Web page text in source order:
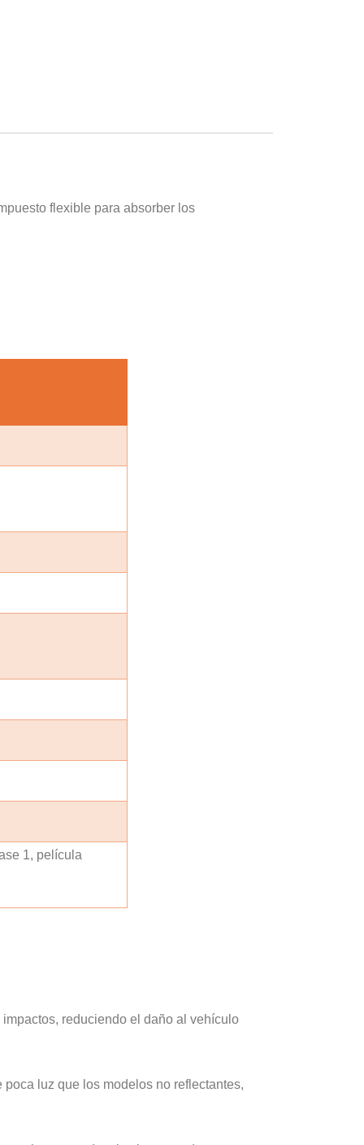
flexible para absorber los
1, película
reduciendo el daño al vehículo
luz que los modelos no reflectantes,